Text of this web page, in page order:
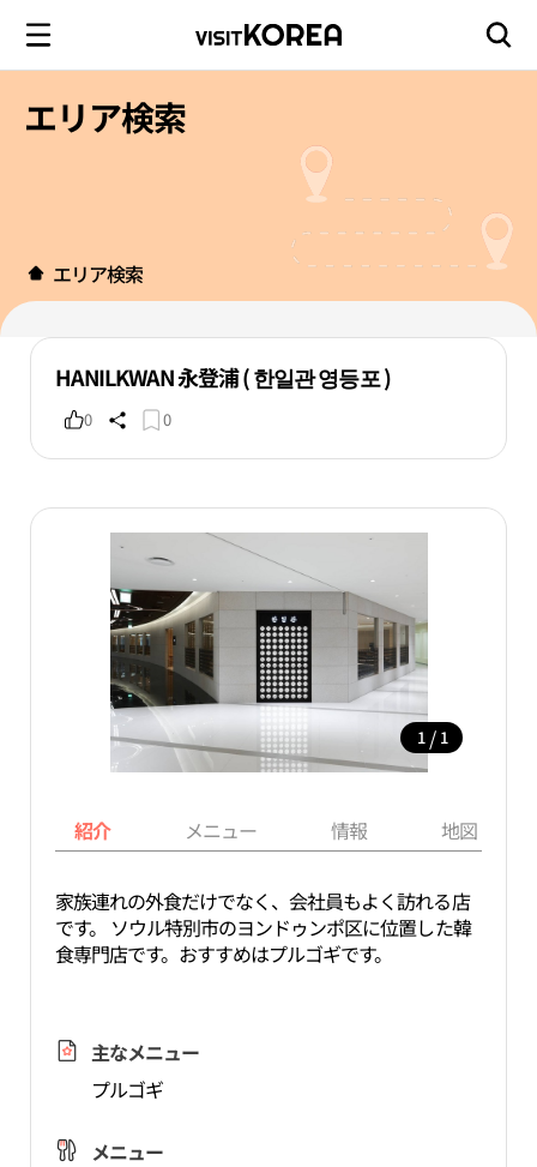
エリア検索
エリア検索
HANILKWAN 永登浦 ( 한일관 영등포 )
0 0
1 / 1
紹介 メニュー 情報 地図
家族連れの外食だけでなく、会社員もよく訪れる店
です。 ソウル特別市のヨンドゥンポ区に位置した韓
食専門店です。おすすめはプルゴギです。
主なメニュー
プルゴギ
メニュー